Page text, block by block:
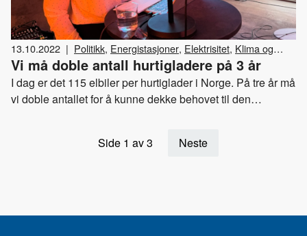
13.10.2022 | Politikk, Energistasjoner, Elektrisitet, Klima og
miljø,Drivkraft Norge,Arrangementer
Vi må doble antall hurtigladere på 3 år
I dag er det 115 elbiler per hurtiglader i Norge. På tre år må
vi doble antallet for å kunne dekke behovet til den
Side 1 av 3 Neste